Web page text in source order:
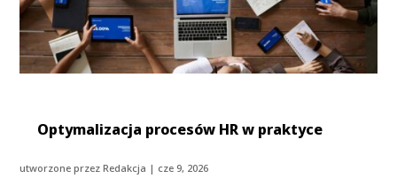
Optymalizacja procesów HR w praktyce
utworzone przezRedakcja | cze 9, 2026